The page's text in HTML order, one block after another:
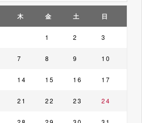
木 金 土 日
1 2 3
7 8 9 10
14 15 16 17
21 22 23 24